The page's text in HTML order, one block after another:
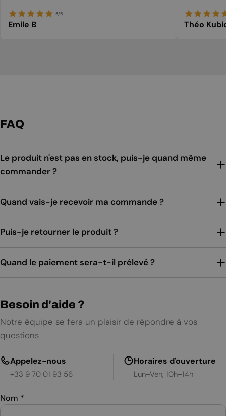
5/5
Emile B Théo
FAQ
Le produit n'est pas en stock, puis-je quand même
commander ?
Quand vais-je recevoir ma commande ?
Puis-je retourner le produit ?
Quand le paiement sera-t-il prélevé ?
Besoin d'aide ?
Notre équipe se fera un plaisir de répondre à vos
questions
Appelez-nous
+33 9 70 01 93 56
Horaires d'ouverture
Lun–Ven, 10h–14h
Nom *